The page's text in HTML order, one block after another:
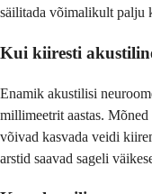
säilitada võimalikult palju
Kui kiiresti
Enamik akustilisi
millimeetrit aastas. Mõned
võivad kasvada veidi
arstid saavad sageli